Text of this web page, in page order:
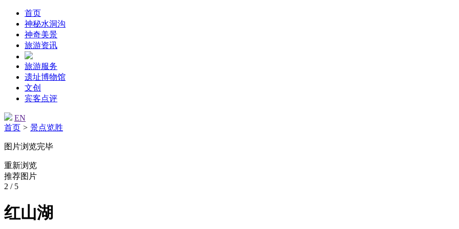
首页
神秘水洞沟
神奇美景
旅游资讯
旅游服务
遗址博物馆
文创
宾客点评
EN
首页 > 景点览胜
图片浏览完毕
重新浏览
推荐图片
2 / 5
红山湖